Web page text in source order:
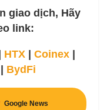
giao dịch, Hãy
link:
HTX | Coinex |
BydFi
Google News